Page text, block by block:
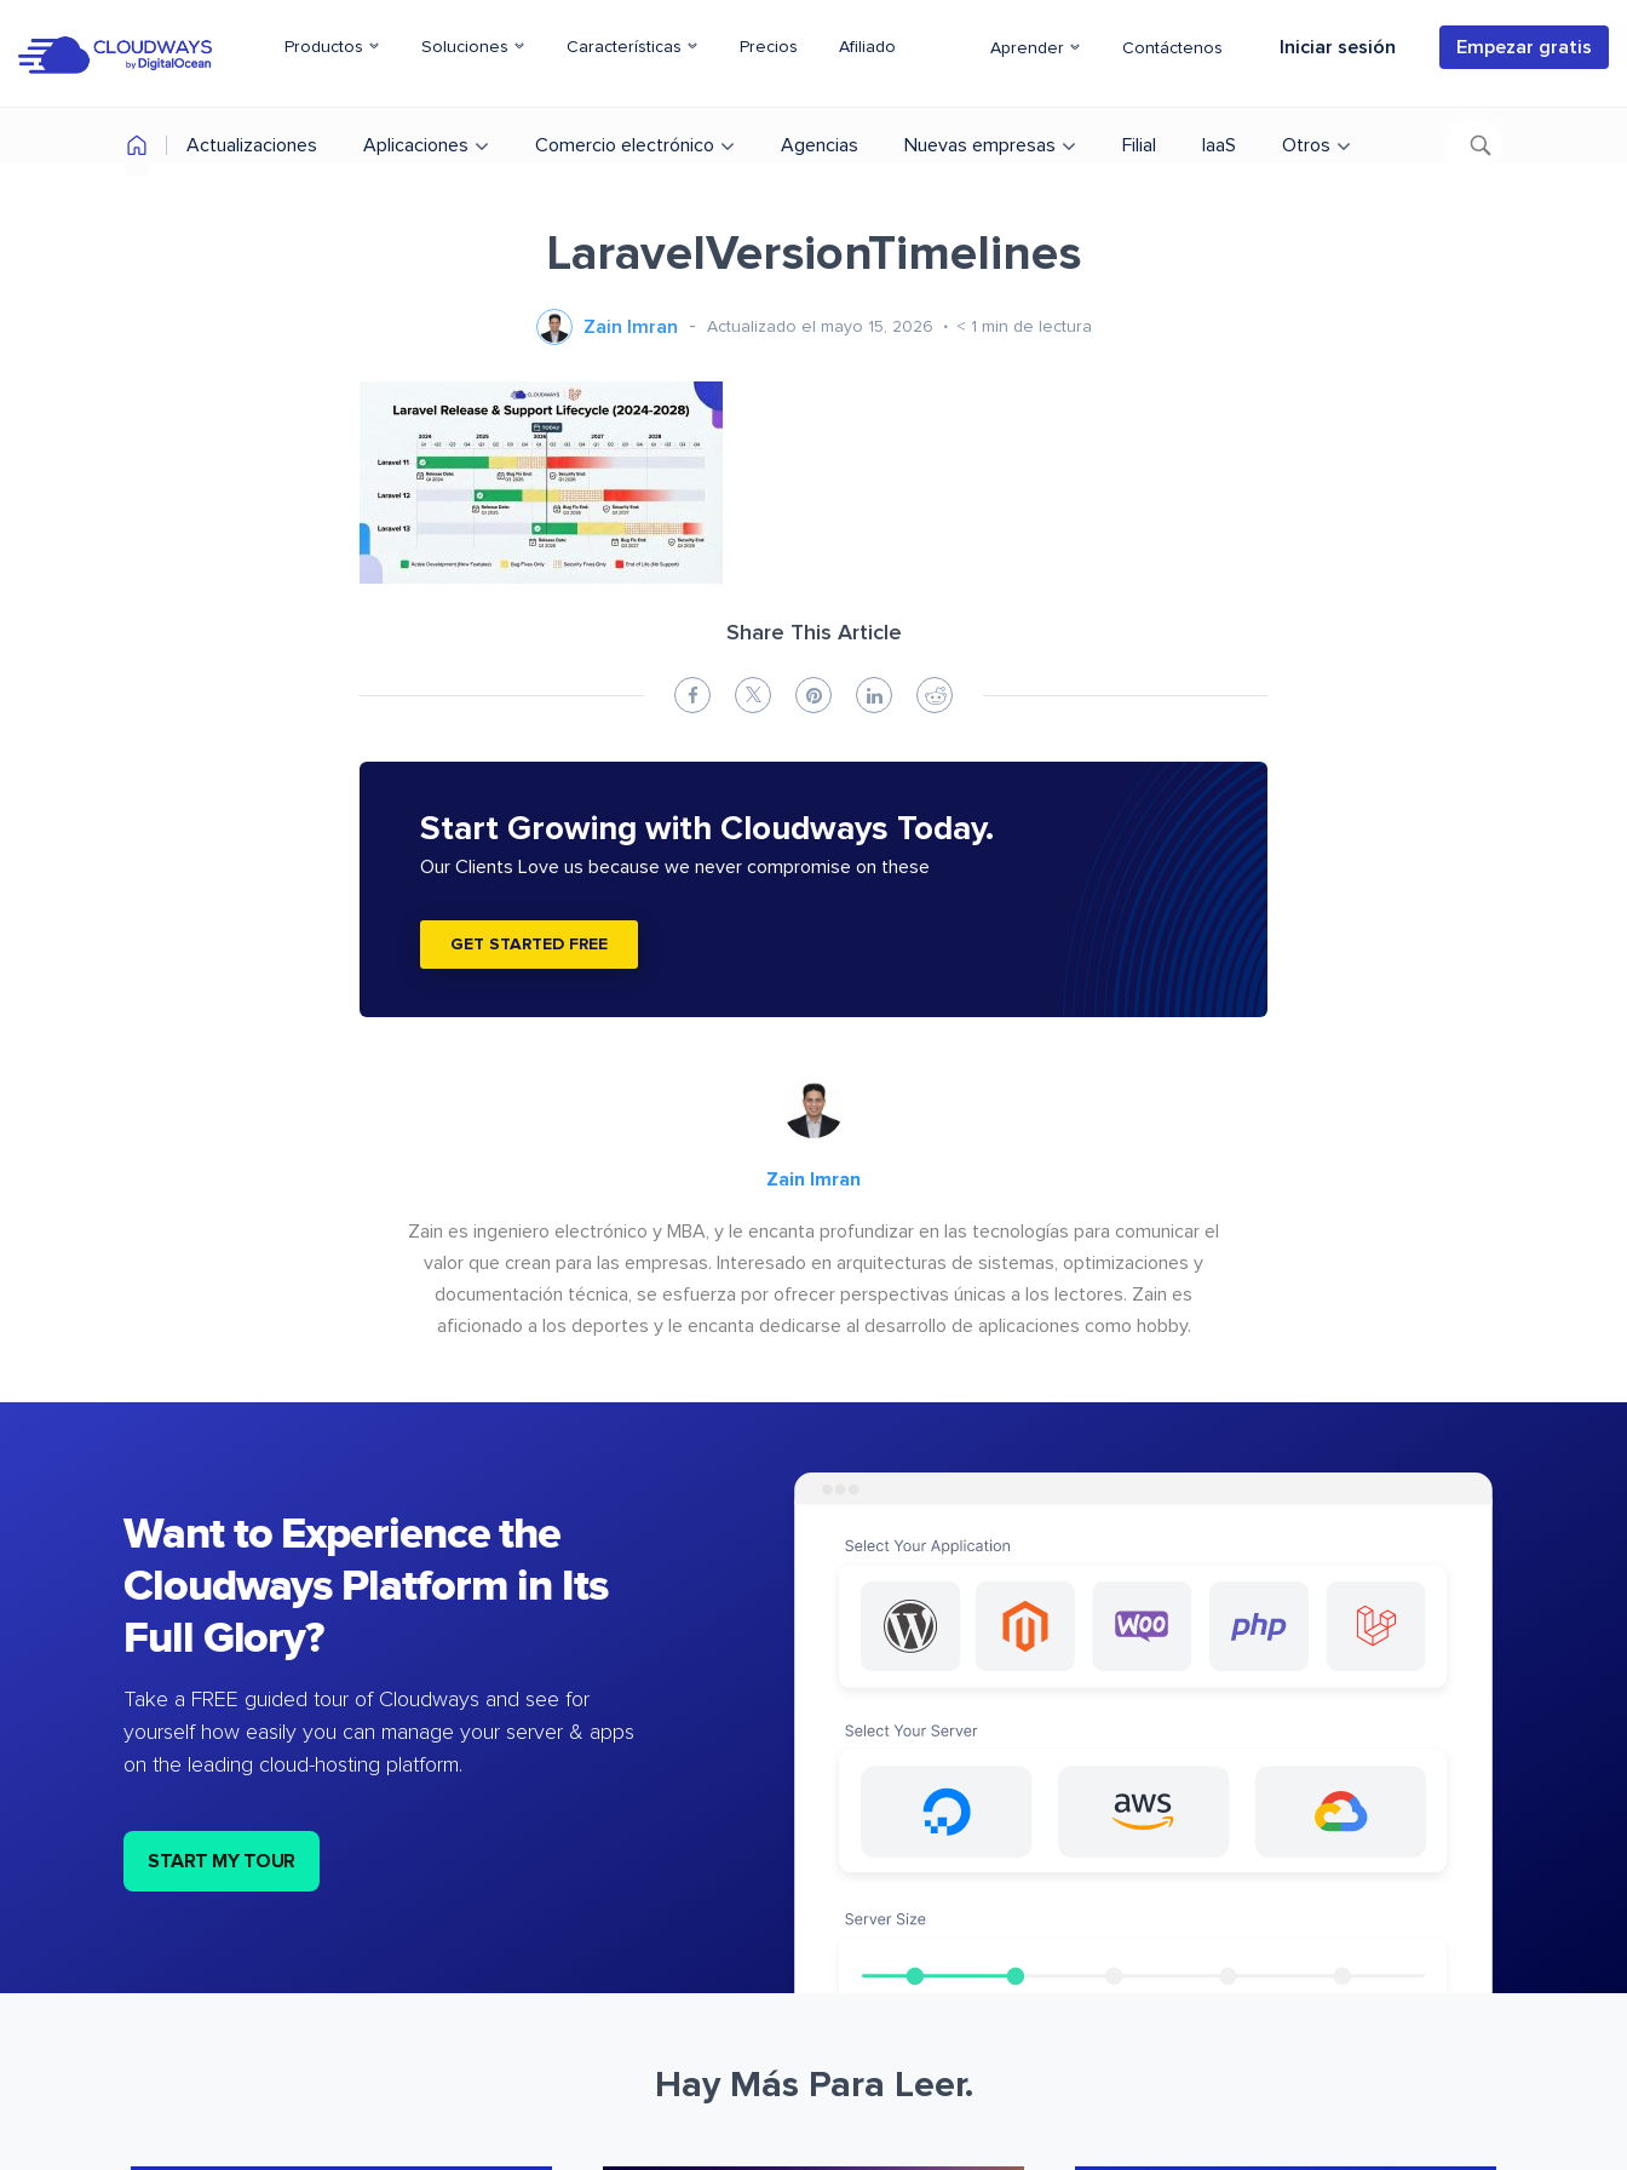
Productos Soluciones Características Precios Afiliado Aprender Contáctenos Iniciar sesión Empezar gratis
Actualizaciones Aplicaciones Comercio electrónico Agencias Nuevas empresas Filial IaaS Otros
LaravelVersionTimelines
Zain Imran Actualizado el mayo 15, 2026 < 1 min de lectura
Share This Article
Start Growing with Cloudways Today.
Our Clients Love us because we never compromise on these
GET STARTED FREE
Zain Imran
Zain es ingeniero electrónico y MBA, y le encanta profundizar en las tecnologías para comunicar el
valor que crean para las empresas. Interesado en arquitecturas de sistemas, optimizaciones y
documentación técnica, se esfuerza por ofrecer perspectivas únicas a los lectores. Zain es
aficionado a los deportes y le encanta dedicarse al desarrollo de aplicaciones como hobby.
Want to Experience the
Cloudways Platform in Its
Full Glory?
Take a FREE guided tour of Cloudways and see for
yourself how easily you can manage your server & apps
on the leading cloud-hosting platform.
START MY TOUR
Hay Más Para Leer.